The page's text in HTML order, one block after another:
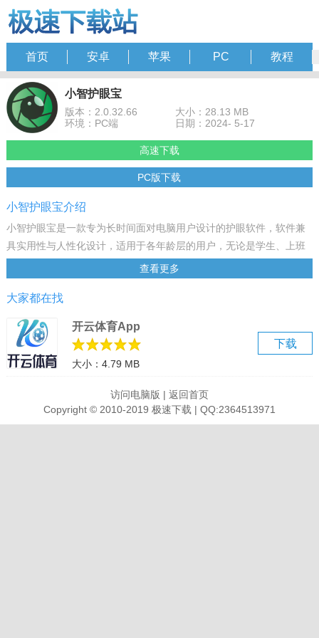
首页 安卓 苹果 PC 教程
小智护眼宝
版本：2.0.32.66
大小：28.13 MB
环境：PC端
日期：2024- 5-17
高速下载
PC版下载
小智护眼宝介绍
小智护眼宝是一款专为长时间面对电脑用户设计的护眼软件，软件兼
具实用性与人性化设计，适用于各年龄层的用户，无论是学生、上班
族还是长时间使用电脑的专业人士，采用简单直观的操作界面，使用
户能够轻松自定义设置，有需要的朋友快来下载试试吧！
软件特色
蓝光过滤 保护眼睛不再受伤害
蓝光可能会导致眼睛出现白内障、近视眼等疾病
屏幕蓝光对眼睛的伤害都是在悄无声息中进行，过滤蓝光刻不容缓，
减少蓝光伤害，保护眼睛
任务栏美化 多种样式美化任务栏
支持任务栏透明，任务栏美化，多种样式美化任务栏界面
让你的电脑界面变得更美观
查看更多
大家都在找
下载
开云体育App
大小：4.79 MB
访问电脑版 | 返回首页
Copyright © 2010-2019 极速下载 | QQ:2364513971